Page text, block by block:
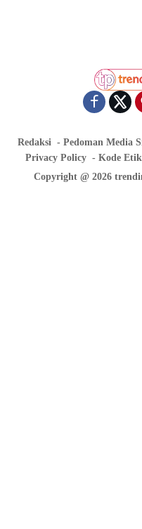
Redaksi Pedoman Media
Privacy Policy
Kode
Copyright @ 2026